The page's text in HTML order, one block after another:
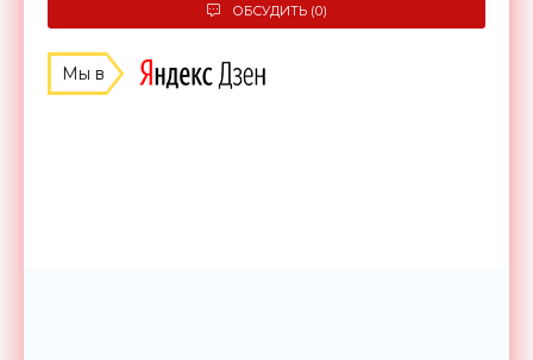
ОБСУДИТЬ (0)
Мы в